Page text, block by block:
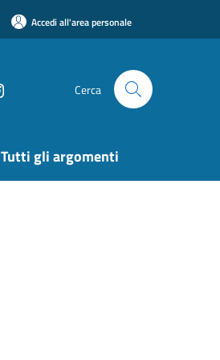
Accedi all'area personale
Cerca
Tutti gli argomenti